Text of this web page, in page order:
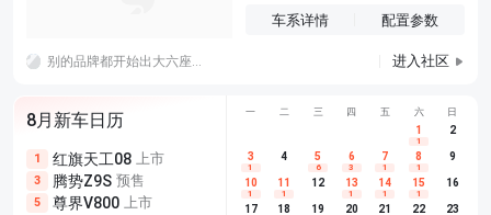
车系详情 配置参数
别的品牌都开始出大六座，比你便宜续航还高，没那么大的优势了，理想同理。 进入社区
8月新车日历
1 红旗天工08 上市
3 腾势Z9S 预售
5 尊界V800 上市
尊界V680 上市
享界G9 预售
别克至境L7 预售
埃安
长城H10
深蓝S05
一 二 三 四 五 六 日
1
1
2
3
1
4 5
6
6
3
7
1
8
1
9
10
1
11
1
12 13
1
14
1
15
1
16
17 18 19 20 21 22 23